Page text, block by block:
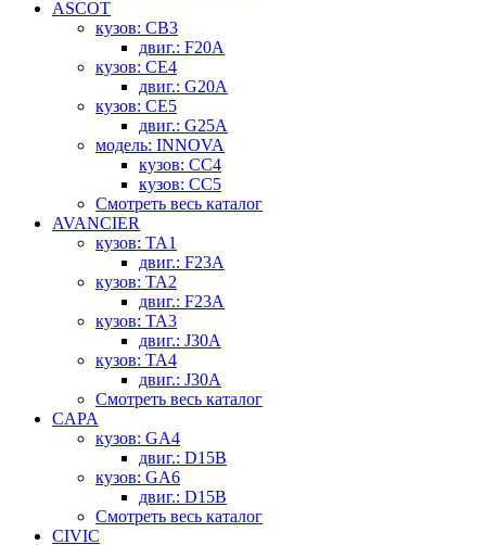
ASCOT
кузов: CB3
двиг.: F20A
кузов: CE4
двиг.: G20A
кузов: CE5
двиг.: G25A
модель: INNOVA
кузов: CC4
кузов: CC5
Смотреть весь каталог
AVANCIER
кузов: TA1
двиг.: F23A
кузов: TA2
двиг.: F23A
кузов: TA3
двиг.: J30A
кузов: TA4
двиг.: J30A
Смотреть весь каталог
CAPA
кузов: GA4
двиг.: D15B
кузов: GA6
двиг.: D15B
Смотреть весь каталог
CIVIC